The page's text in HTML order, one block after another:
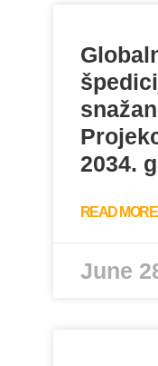
2034.
READ
June